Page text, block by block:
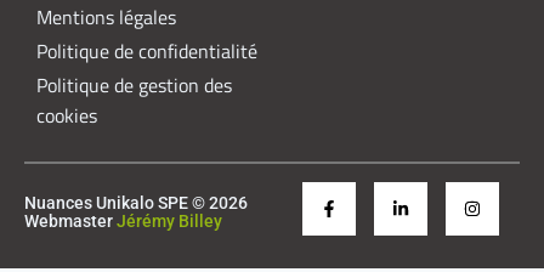
Mentions légales
Politique de confidentialité
Politique de gestion des
cookies
Nuances Unikalo SPE © 2026
WebmasterJérémy Billey